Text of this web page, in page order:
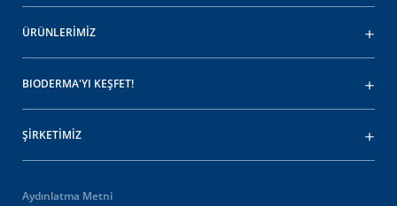
ÜRÜNLERİMİZ
BIODERMA'YI KEŞFET!
ŞİRKETİMİZ
Aydınlatma Metni